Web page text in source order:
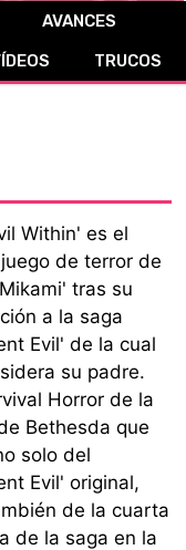
CÓMICS
MANGA
AVANCES
TRUCOS
Within' es el
de terror de
tras su
a la saga
Evil' de la cual
su padre.
Horror de la
Bethesda que
solo del
Evil' original,
de la cuarta
de la saga en la